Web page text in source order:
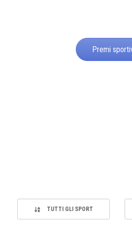
Premi
TUTTI GLI SPORT